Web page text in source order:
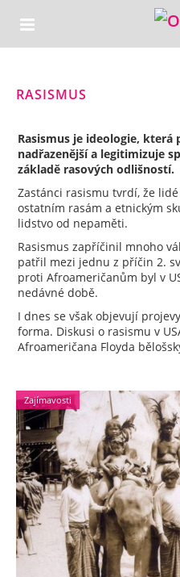
RASISMUS
Rasismus je ideologie, která
nadřazenější a legitimizuje
základě rasových odlišností.
Zastánci rasismu tvrdí, že
ostatním rasám a etnickým
lidstvo od nepaměti.
Rasismus zapříčinil mnoho
patřil mezi jednu z příčin 2.
proti Afroameričanům byl v
nedávné době.
I dnes se však objevují
forma. Diskusi o rasismu v
Afroameričana Floyda
Zajímavosti